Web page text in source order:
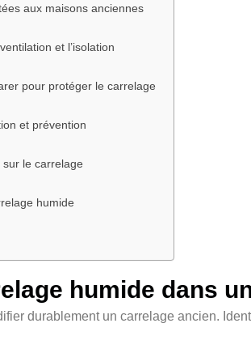
aux maisons anciennes
et l’isolation
pour protéger le carrelage
et prévention
le carrelage
humide
humide dans
durablement un carrelage ancien.